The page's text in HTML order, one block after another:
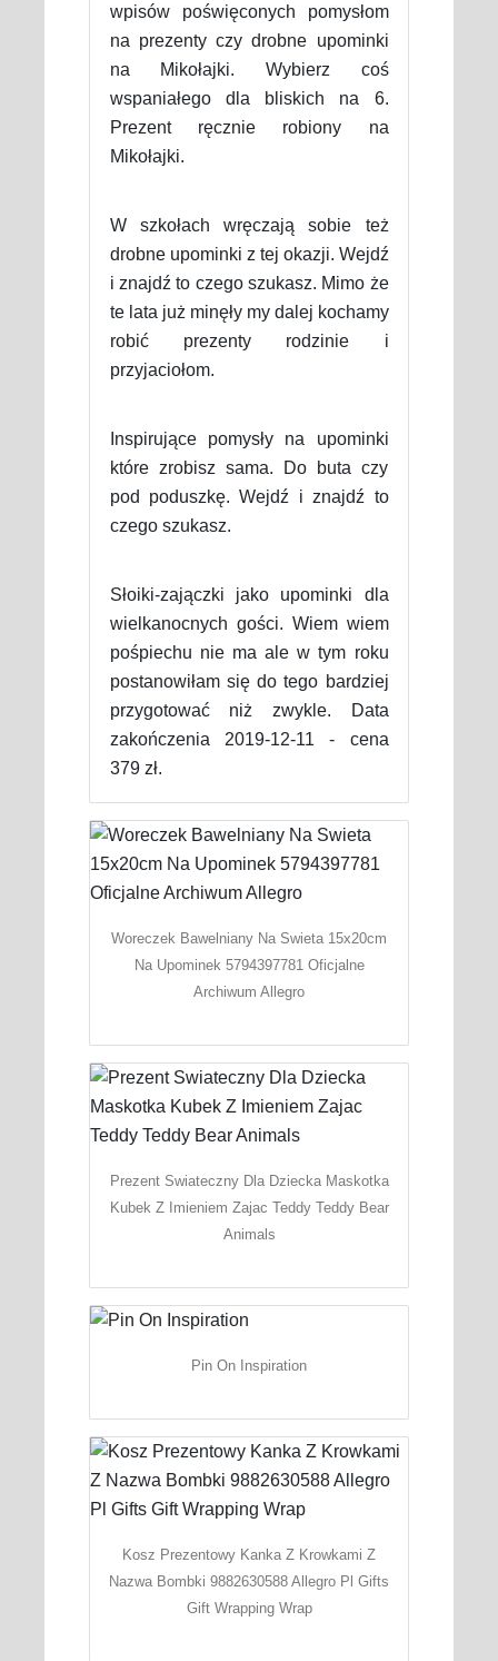
wpisów poświęconych pomysłom
na prezenty czy drobne upominki
na Mikołajki. Wybierz coś
wspaniałego dla bliskich na 6.
Prezent ręcznie robiony na
Mikołajki.
W szkołach wręczają sobie też
drobne upominki z tej okazji. Wejdź
i znajdź to czego szukasz. Mimo że
te lata już minęły my dalej kochamy
robić prezenty rodzinie i
przyjaciołom.
Inspirujące pomysły na upominki
które zrobisz sama. Do buta czy
pod poduszkę. Wejdź i znajdź to
czego szukasz.
Słoiki-zajączki jako upominki dla
wielkanocnych gości. Wiem wiem
pośpiechu nie ma ale w tym roku
postanowiłam się do tego bardziej
przygotować niż zwykle. Data
zakończenia 2019-12-11 - cena
379 zł.
Woreczek Bawelniany Na Swieta 15x20cm
Na Upominek 5794397781 Oficjalne
Archiwum Allegro
Prezent Swiateczny Dla Dziecka Maskotka
Kubek Z Imieniem Zajac Teddy Teddy Bear
Animals
Pin On Inspiration
Kosz Prezentowy Kanka Z Krowkami Z
Nazwa Bombki 9882630588 Allegro Pl Gifts
Gift Wrapping Wrap